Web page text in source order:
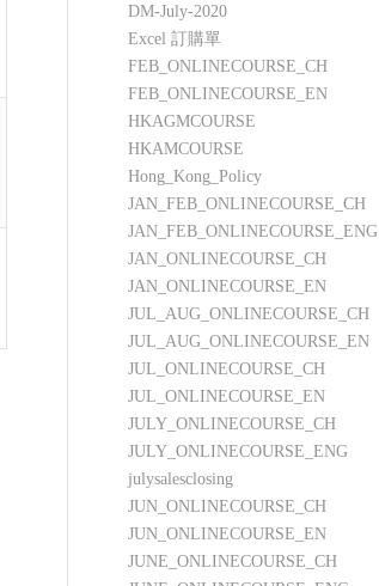
DM-July-2020
Excel 訂購單
FEB_ONLINECOURSE_CH
FEB_ONLINECOURSE_EN
HKAGMCOURSE
HKAMCOURSE
Hong_Kong_Policy
JAN_FEB_ONLINECOURSE_CH
JAN_FEB_ONLINECOURSE_ENG
JAN_ONLINECOURSE_CH
JAN_ONLINECOURSE_EN
JUL_AUG_ONLINECOURSE_CH
JUL_AUG_ONLINECOURSE_EN
JUL_ONLINECOURSE_CH
JUL_ONLINECOURSE_EN
JULY_ONLINECOURSE_CH
JULY_ONLINECOURSE_ENG
julysalesclosing
JUN_ONLINECOURSE_CH
JUN_ONLINECOURSE_EN
JUNE_ONLINECOURSE_CH